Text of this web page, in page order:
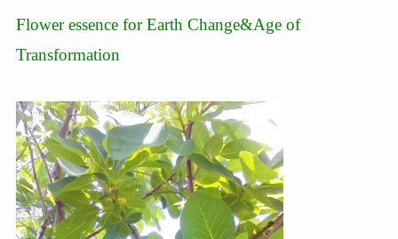
Flower essence for Earth Change&Age of
Transformation